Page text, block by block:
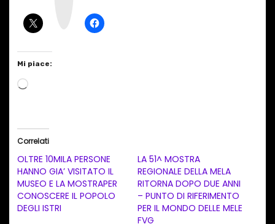
Mi piace:
C
i
a
m
e
Correlati
OLTRE 10MILA PERSONE
HANNO GIA’ VISITATO IL
MUSEO E LA MOSTRAPER
CONOSCERE IL POPOLO
DEGLI ISTRI
LA 51^ MOSTRA
REGIONALE DELLA MELA
RITORNA DOPO DUE ANNI
– PUNTO DI RIFERIMENTO
PER IL MONDO DELLE MELE
FVG